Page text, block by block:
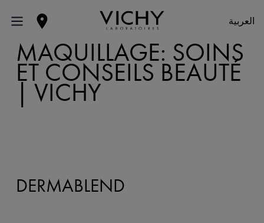
العربية
MAQUILLAGE: SOINS
ET CONSEILS BEAUTÉ
| VICHY
DERMABLEND